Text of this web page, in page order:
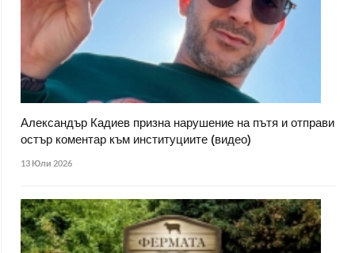
Александър Кадиев призна нарушение на пътя и отправи
остър коментар към институциите (видео)
13 Юли 2026